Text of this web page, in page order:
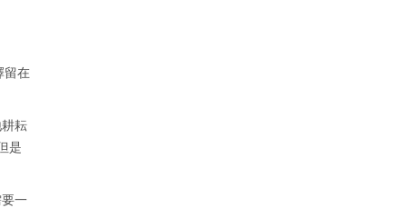
留在
耘
是
一